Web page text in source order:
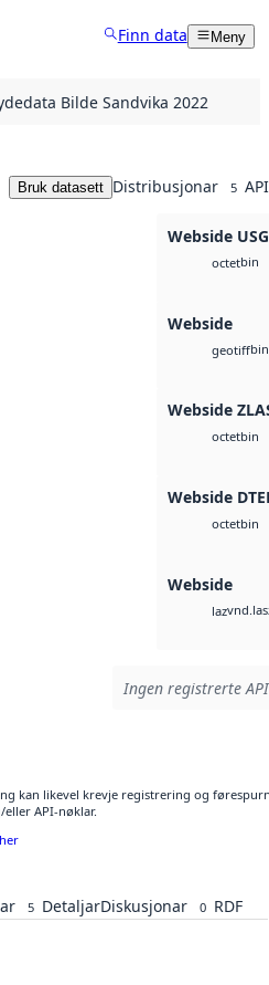
Finn data Meny
Bilde Sandvika 2022
Bruk datasett Distribusjonar 5
Webside
octetbin
Webside
geotiffbin
Webside
octetbin
Webside
octetbin
Webside
laz
Ingen registrerte
kan likevel krevje registrering og
API-nøklar.
5 DetaljarDiskusjonar 0 RDF